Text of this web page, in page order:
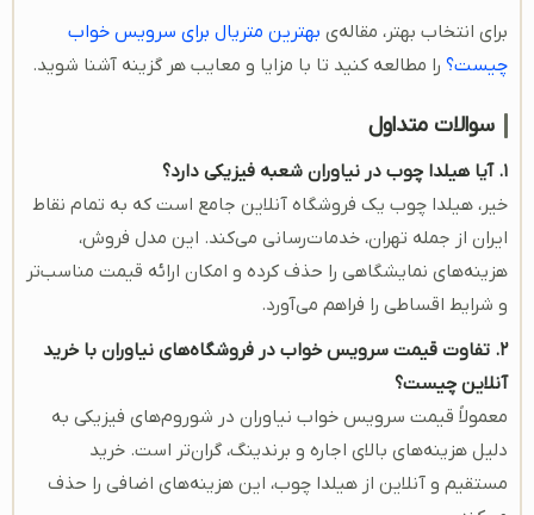
برای انتخاب بهتر، مقاله‌ی بهترین متریال برای سرویس خواب
چیست؟ را مطالعه کنید تا با مزایا و معایب هر گزینه آشنا شوید.
سوالات متداول
۱. آیا هیلدا چوب در نیاوران شعبه فیزیکی دارد؟
خیر، هیلدا چوب یک فروشگاه آنلاین جامع است که به تمام نقاط
ایران از جمله تهران، خدمات‌رسانی می‌کند. این مدل فروش،
هزینه‌های نمایشگاهی را حذف کرده و امکان ارائه قیمت مناسب‌تر
و شرایط اقساطی را فراهم می‌آورد.
۲. تفاوت قیمت سرویس خواب در فروشگاه‌های نیاوران با خرید
آنلاین چیست؟
معمولاً قیمت سرویس خواب نیاوران در شوروم‌های فیزیکی به
دلیل هزینه‌های بالای اجاره و برندینگ، گران‌تر است. خرید
مستقیم و آنلاین از هیلدا چوب، این هزینه‌های اضافی را حذف